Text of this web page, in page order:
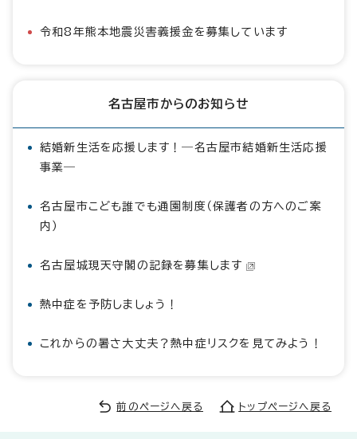
令和8年熊本地震災害義援金を募集しています
名古屋市からのお知らせ
結婚新生活を応援します！―名古屋市結婚新生活応援
事業―
名古屋市こども誰でも通園制度（保護者の方へのご案
内）
名古屋城現天守閣の記録を募集します
熱中症を予防しましょう！
これからの暑さ大丈夫？熱中症リスクを見てみよう！
前のページへ戻る トップページへ戻る